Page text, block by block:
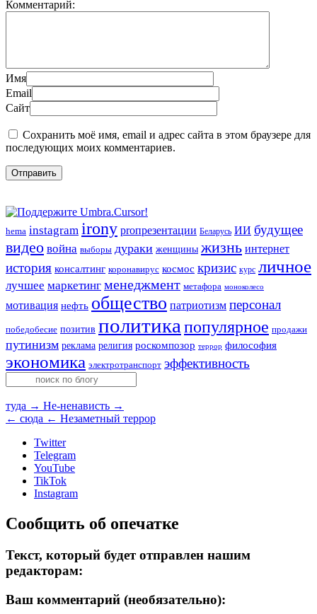
Комментарий:
Имя
Email
Сайт
Сохранить моё имя, email и адрес сайта в этом браузере для
последующих моих комментариев.
hema instagram irony proпрезентации Беларусь ИИ будущее
видео война выборы дураки женщины жизнь интернет
история консалтинг коронавирус космос кризис курс личное
лучшее маркетинг менеджмент метафора моноколесо
мотивация нефть общество патриотизм персонал
победобесие позитив политика популярное продажи
путинизм реклама религия роскомпозор террор философия
экономика электротранспорт эффективность
туда → Не-ненависть →
← сюда ← Незаметный террор
Twitter
Telegram
YouTube
TikTok
Instagram
Сообщить об опечатке
Текст, который будет отправлен нашим
редакторам:
Ваш комментарий (необязательно):